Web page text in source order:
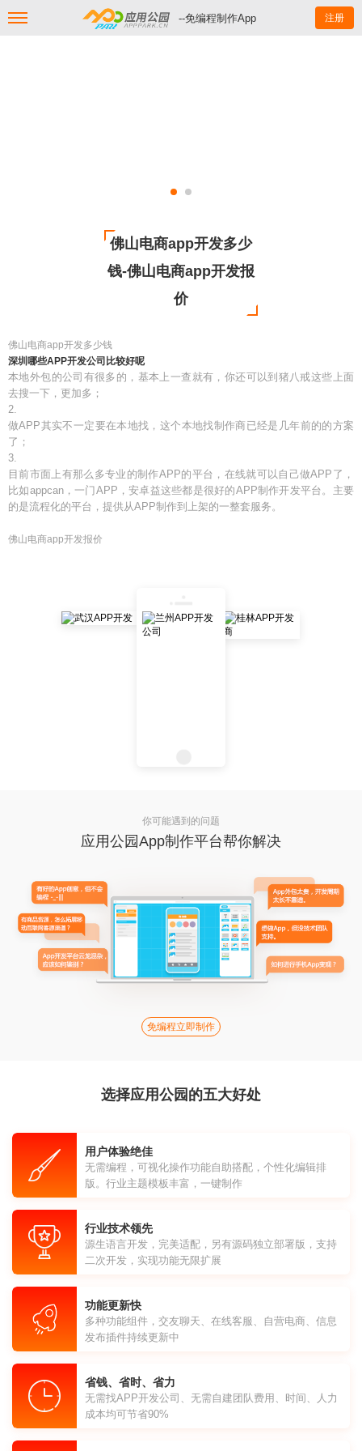
--免编程制作App 注册
佛山电商app开发多少
钱-佛山电商app开发报
价
佛山电商app开发多少钱
深圳哪些APP开发公司比较好呢
本地外包的公司有很多的，基本上一查就有，你还可以到猪八戒这些上面
去搜一下，更加多；
2.
做APP其实不一定要在本地找，这个本地找制作商已经是几年前的的方案
了；
3.
目前市面上有那么多专业的制作APP的平台，在线就可以自己做APP了，
比如appcan，一门APP，安卓益这些都是很好的APP制作开发平台。主要
的是流程化的平台，提供从APP制作到上架的一整套服务。
佛山电商app开发报价
你可能遇到的问题
应用公园App制作平台帮你解决
免编程立即制作
选择应用公园的五大好处
用户体验绝佳
无需编程，可视化操作功能自助搭配，个性化编辑排
版。行业主题模板丰富，一键制作
行业技术领先
源生语言开发，完美适配，另有源码独立部署版，支持
二次开发，实现功能无限扩展
功能更新快
多种功能组件，交友聊天、在线客服、自营电商、信息
发布插件持续更新中
省钱、省时、省力
无需找APP开发公司、无需自建团队费用、时间、人力
成本均可节省90%